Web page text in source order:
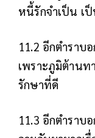
หนี้รักจำเป็น เ
11.2 อีกตำราบ
เพราะภูมิต้านท
รักษาที่ดี
11.3 อีกตำราบ